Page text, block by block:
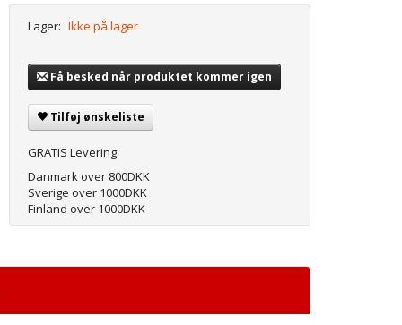
Lager: Ikke på lager
Få besked når produktet kommer igen
Tilføj ønskeliste
GRATIS Levering
Danmark over 800DKK
Sverige over 1000DKK
Finland over 1000DKK